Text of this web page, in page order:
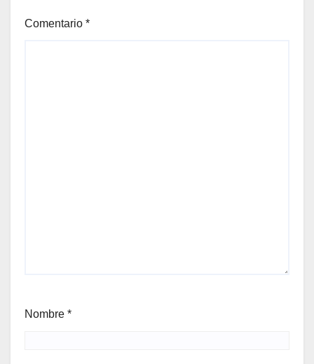
Comentario *
Nombre *